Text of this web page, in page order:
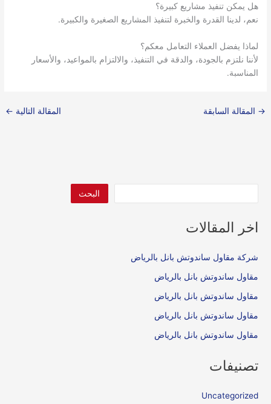
هل يمكن تنفيذ مشاريع كبيرة؟
نعم، لدينا القدرة والخبرة لتنفيذ المشاريع الصغيرة والكبيرة.
لماذا يفضل العملاء التعامل معكم؟
لأننا نلتزم بالجودة، والدقة في التنفيذ، والالتزام بالمواعيد، والأسعار
المناسبة.
→ المقالة السابقة المقالة التالية ←
البحث
اخر المقالات
شركة مقاول ساندوتش بانل بالرياض
مقاول ساندوتش بانل بالرياض
مقاول ساندوتش بانل بالرياض
مقاول ساندوتش بانل بالرياض
مقاول ساندوتش بانل بالرياض
تصنيفات
Uncategorized